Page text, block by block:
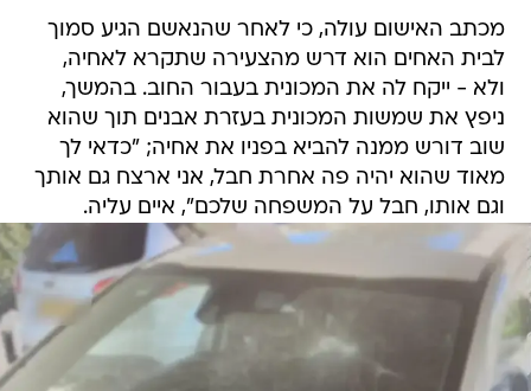
מכתב האישום עולה, כי לאחר שהנאשם הגיע סמוך
לבית האחים הוא דרש מהצעירה שתקרא לאחיה,
ולא - ייקח לה את המכונית בעבור החוב. בהמשך,
ניפץ את שמשות המכונית בעזרת אבנים תוך שהוא
שוב דורש ממנה להביא בפניו את אחיה; "כדאי לך
מאוד שהוא יהיה פה אחרת חבל, אני ארצח גם אותך
וגם אותו, חבל על המשפחה שלכם", איים עליה.